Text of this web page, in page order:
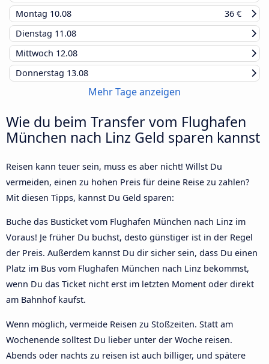
Montag 10.08
36 €
Dienstag 11.08
Mittwoch 12.08
Donnerstag 13.08
Mehr Tage anzeigen
Wie du beim Transfer vom Flughafen
München nach Linz Geld sparen kannst
Reisen kann teuer sein, muss es aber nicht! Willst Du
vermeiden, einen zu hohen Preis für deine Reise zu zahlen?
Mit diesen Tipps, kannst Du Geld sparen:
Buche das Busticket vom Flughafen München nach Linz im
Voraus! Je früher Du buchst, desto günstiger ist in der Regel
der Preis. Außerdem kannst Du dir sicher sein, dass Du einen
Platz im Bus vom Flughafen München nach Linz bekommst,
wenn Du das Ticket nicht erst im letzten Moment oder direkt
am Bahnhof kaufst.
Wenn möglich, vermeide Reisen zu Stoßzeiten. Statt am
Wochenende solltest Du lieber unter der Woche reisen.
Abends oder nachts zu reisen ist auch billiger, und spätere